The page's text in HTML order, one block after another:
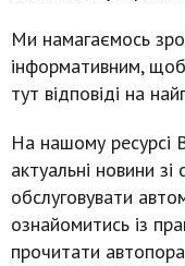
Ми намагаємось
інформативним, щоб
тут відповіді на
На нашому ресурсі
актуальні новини зі
обслуговувати
ознайомитись із
прочитати